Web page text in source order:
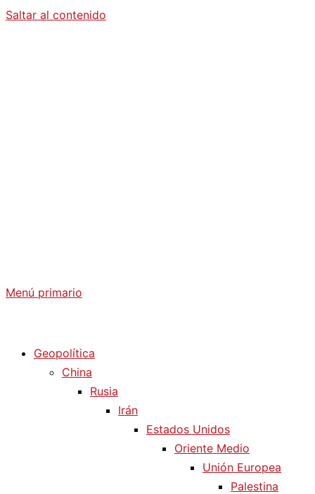
Saltar al contenido
Menú primario
Geopolítica
China
Rusia
Irán
Estados Unidos
Oriente Medio
Unión Europea
Palestina